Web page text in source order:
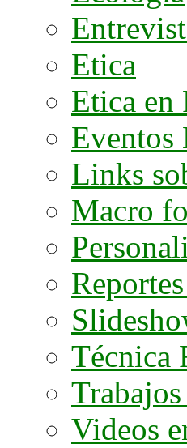
Etica
Etica en
Eventos
Links
Macro
Técnica
Videos